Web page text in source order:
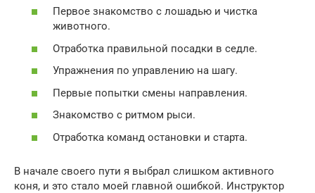
Первое знакомство с лошадью и чистка
животного.
Отработка правильной посадки в седле.
Упражнения по управлению на шагу.
Первые попытки смены направления.
Знакомство с ритмом рыси.
Отработка команд остановки и старта.
В начале своего пути я выбрал слишком активного
коня, и это стало моей главной ошибкой. Инструктор